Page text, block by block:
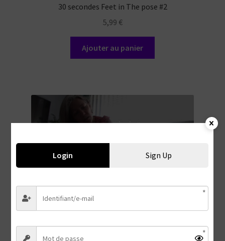
30 secondes Feet in The pose #2
5,99 €
Ajouter au panier
30 secondes #15
Login Sign Up